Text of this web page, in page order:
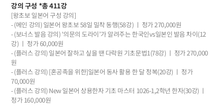
강의 구성 *총 411강
[왕초보 일본어 구성 강의]
- (메인 강의) 일본어 왕초보 58일 밀착 동행(58강) ㅣ 정가 270,000원
- (보너스 발음 강의) '의문의 도라이’가 알려주는 한국인vs일본인 발음 차이(12
강) ㅣ 정가 60,000원
- (플러스 강의) 일본어 잘하고 싶을 땐 다락원 기초문법1(78강) ㅣ 정가 270,000
원
- (플러스 강의) [혼공족을 위한]일본어 동사 활용 한 달 정복(20강) ㅣ 정가
70,000원
- (플러스 강의) New 일본어 상용한자 기초 마스터 1026-1,2학년 한자(30강) ㅣ
정가 160,000원